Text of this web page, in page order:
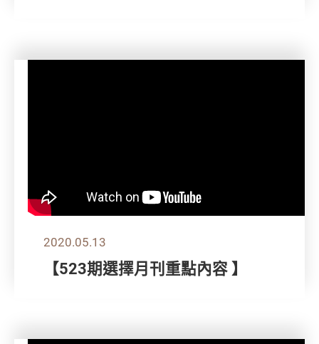
2020.05.13
【523期選擇月刊重點內容 】